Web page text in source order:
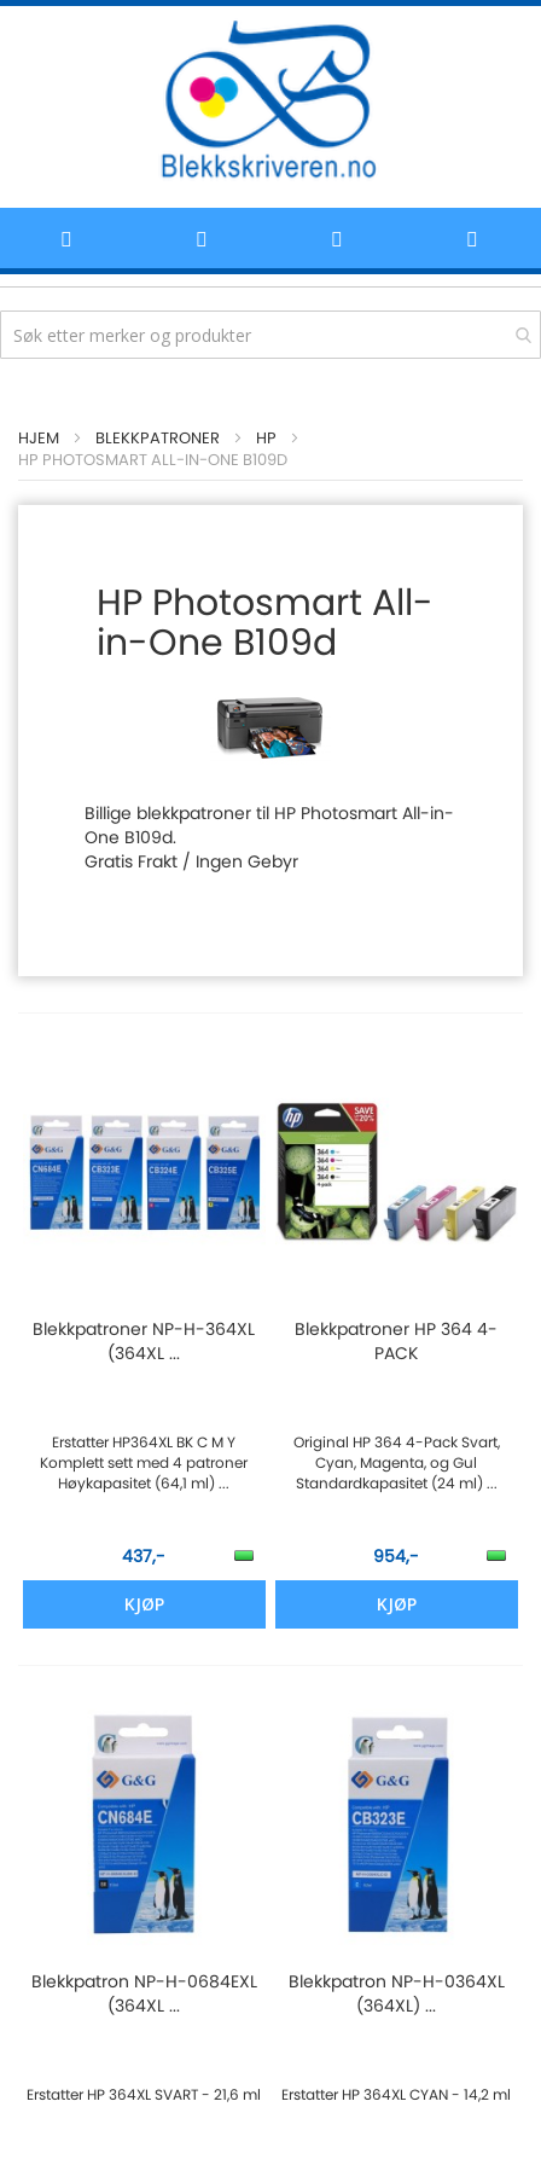
til
innhold
HJEM BLEKKPATRONER
HP
HP PHOTOSMART ALL-IN-ONE B109D
HP Photosmart All-
in-One B109d
Billige blekkpatroner til HP Photosmart All-in-
One B109d.
Gratis Frakt / Ingen Gebyr
Blekkpatroner NP-H-364XL
(364XL ...
Erstatter HP364XL BK C M Y
Komplett sett med 4 patroner
Høykapasitet (64,1 ml) ...
437,-
KJØP
Blekkpatroner HP 364 4-
PACK
Original HP 364 4-Pack Svart,
Cyan, Magenta, og Gul
Standardkapasitet (24 ml) ...
954,-
KJØP
Blekkpatron NP-H-0684EXL
(364XL ...
Erstatter HP 364XL SVART - 21,6 ml
Blekkpatron NP-H-0364XL
(364XL) ...
Erstatter HP 364XL CYAN - 14,2 ml